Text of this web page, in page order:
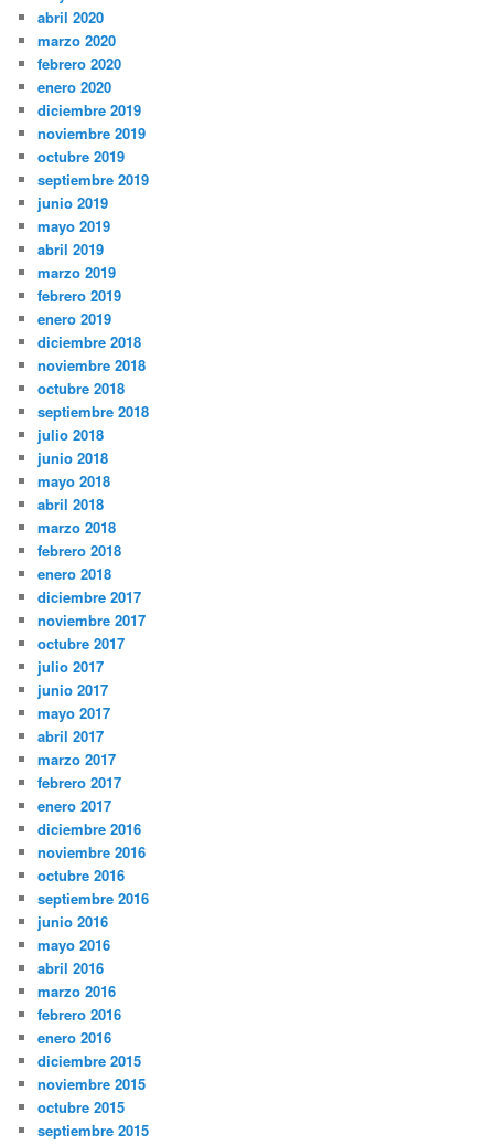
abril 2020
marzo 2020
febrero 2020
enero 2020
diciembre 2019
noviembre 2019
octubre 2019
septiembre 2019
junio 2019
mayo 2019
abril 2019
marzo 2019
febrero 2019
enero 2019
diciembre 2018
noviembre 2018
octubre 2018
septiembre 2018
julio 2018
junio 2018
mayo 2018
abril 2018
marzo 2018
febrero 2018
enero 2018
diciembre 2017
noviembre 2017
octubre 2017
julio 2017
junio 2017
mayo 2017
abril 2017
marzo 2017
febrero 2017
enero 2017
diciembre 2016
noviembre 2016
octubre 2016
septiembre 2016
junio 2016
mayo 2016
abril 2016
marzo 2016
febrero 2016
enero 2016
diciembre 2015
noviembre 2015
octubre 2015
septiembre 2015